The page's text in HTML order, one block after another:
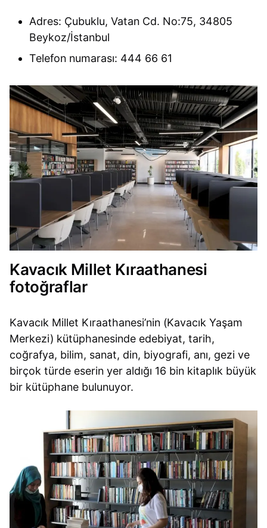
Adres: Çubuklu, Vatan Cd. No:75, 34805
Beykoz/İstanbul
Telefon numarası: 444 66 61
Kavacık Millet Kıraathanesi
fotoğraflar
Kavacık Millet Kıraathanesi’nin (Kavacık Yaşam
Merkezi) kütüphanesinde edebiyat, tarih,
coğrafya, bilim, sanat, din, biyografi, anı, gezi ve
birçok türde eserin yer aldığı 16 bin kitaplık büyük
bir kütüphane bulunuyor.